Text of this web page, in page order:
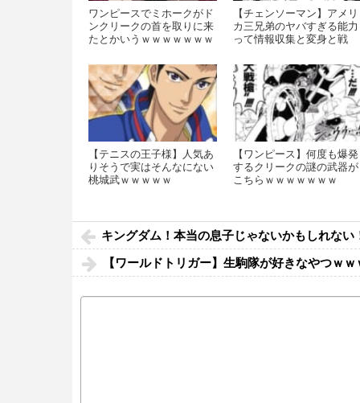
ワンピースでミホークがド
ンクリークの首を取りに来
たとかいうｗｗｗｗｗｗｗ
【チェンソーマン】アメリ
カ三兄弟のヤバすぎる能力
って情報収集と変身と戦
【テニスの王子様】人気あ
りそうで実はそんなにない
桃城武ｗｗｗｗｗ
【ワンピース】何度も爆発
するクリークの謎の武器が
こちらｗｗｗｗｗｗｗ
キングダム！本当の息子じゃないかもしれな
【ワールドトリガー】生駒隊が好きなやつｗ